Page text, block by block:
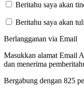
Beritahu saya akan
Beritahu saya akan
Berlangganan via Email
Masukkan alamat Email
dan menerima
Bergabung dengan 825